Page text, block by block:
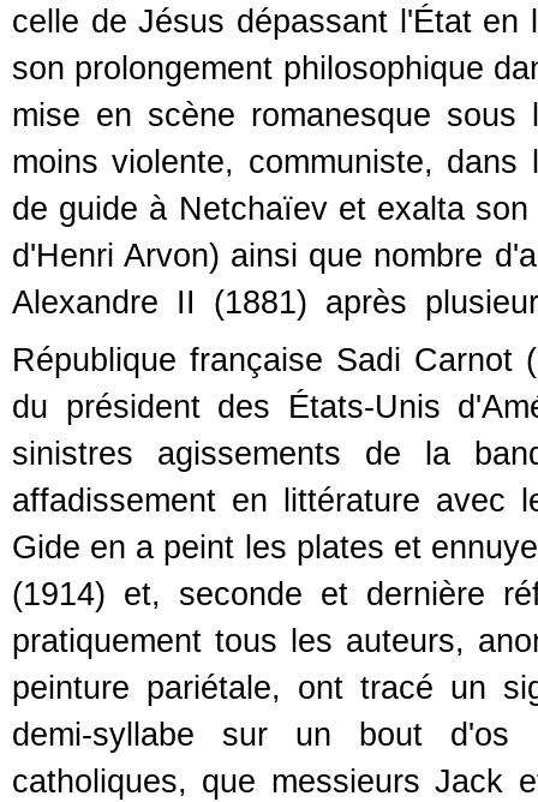
celle de Jésus dépassant l'État en
son prolongement philosophique
mise en scène romanesque
moins violente, communiste,
de guide à Netchaïev et exalta
d'Henri Arvon) ainsi que nombre
Alexandre II (1881) après
République française Sadi Carnot
du président des États-Unis
sinistres agissements de la
affadissement en littérature avec
Gide en a peint les plates et
(1914) et, seconde et dernière
pratiquement tous les auteurs,
peinture pariétale, ont tracé un
demi-syllabe sur un bout d'os
catholiques, que messieurs Jack